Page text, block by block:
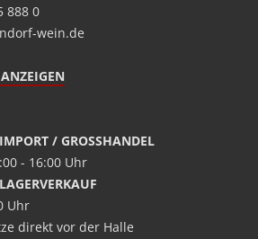
888 0
wein.de
/ GROSSHANDEL
- 16:00 Uhr
Uhr
direkt vor der Halle